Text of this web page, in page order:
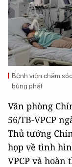
Bệnh viện chăm
bùng phát
Văn phòng
56/TB-VPCP
Thủ tướng
họp về tình
VPCP và